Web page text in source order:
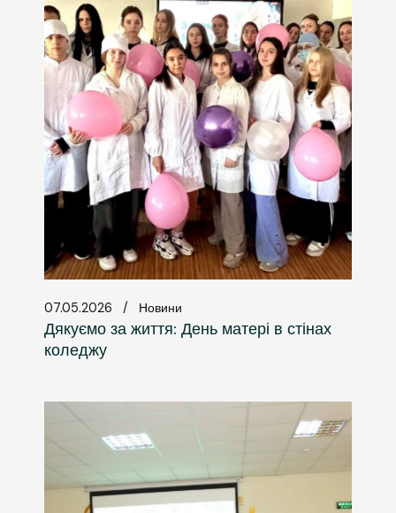
07.05.2026 Новини
Дякуємо за життя: День матері в стінах
коледжу